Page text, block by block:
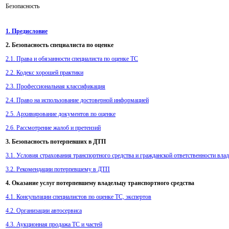
Безопасность
1. Предисловие
2. Безопасность специалиста по оценке
2.1. Права и обязанности специалиста по оценке ТС
2.2. Кодекс хорошей практики
2.3. Профессиональная классификация
2.4. Право на использование достоверной информацией
2.5. Архивирование документов по оценке
2.6. Рассмотрение жалоб и претензий
3. Безопасность потерпевших в ДТП
3.1. Условия страхования транспортного средства и гражданской ответственности
3.2. Рекомендации потерпевшему в ДТП
4. Оказание услуг потерпевшему владельцу транспортного средства
4.1. Консультации специалистов по оценке ТС, экспертов
4.2. Организации автосервиса
4.3. Аукционная продажа ТС и частей